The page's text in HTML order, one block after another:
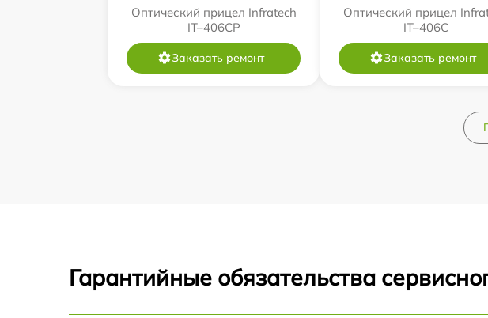
Оптический прицел Infratech
IT–406СP
Заказать ремонт
Оптический прицел
IT–406С
Заказать ремонт
Гарантийные обязательства